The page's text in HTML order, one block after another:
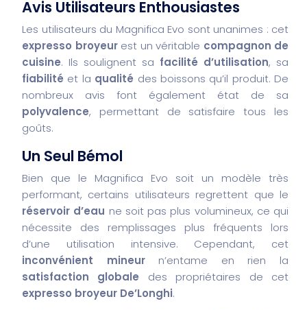
Avis Utilisateurs Enthousiastes
Les utilisateurs du Magnifica Evo sont unanimes : cet
expresso broyeurest un véritable compagnon de
cuisine. Ils soulignent sa facilité d’utilisation, sa
fiabilité et la qualité des boissons qu’il produit. De
nombreux avis font également état de sa
polyvalence, permettant de satisfaire tous les
goûts.
Un Seul Bémol
Bien que le Magnifica Evo soit un modèle très
performant, certains utilisateurs regrettent que le
réservoir d’eau ne soit pas plus volumineux, ce qui
nécessite des remplissages plus fréquents lors
d’une utilisation intensive. Cependant, cet
inconvénient mineurn’entame en rien la
satisfaction globale des propriétaires de cet
expresso broyeur De’Longhi.